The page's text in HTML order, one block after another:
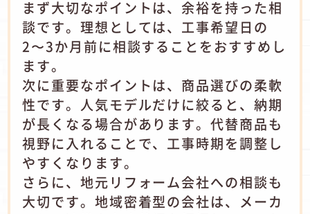
まず大切なポイントは、余裕を持った相
談です。理想としては、工事希望日の
2〜3か月前に相談することをおすすめし
ます。
次に重要なポイントは、商品選びの柔軟
性です。人気モデルだけに絞ると、納期
が長くなる場合があります。代替商品も
視野に入れることで、工事時期を調整し
やすくなります。
さらに、地元リフォーム会社への相談も
大切です。地域密着型の会社は、メーカ